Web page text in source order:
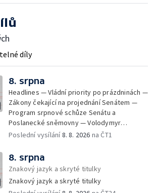
díly
8. srpna
Headlines — Vládní priority po prázdninách —
Zákony čekající na projednání Senátem —
Program srpnové schůze Senátu a
Poslanecké sněmovny — Volodymyr
Zelenskyj jednal poprvé v Bělehradě —
provoz nelegálních domovů pro seniory —
Populace Česka stárne — Čekací lhůty na
přijetí do domovů pro seniory — Tisza
vybrala kandidáta na prezidenta — Tréninky
Poslední vysílání8. 8. 2026 na ČT1
8. srpna
Znakový jazyk a skryté titulky
Znakový jazyk a skryté titulky